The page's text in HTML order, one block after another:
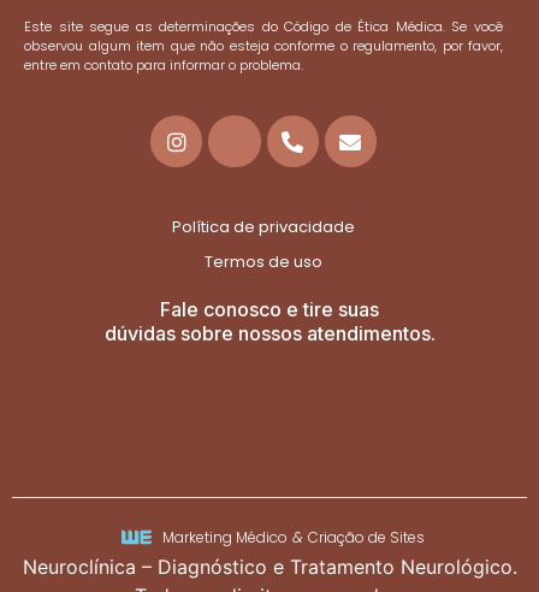
Este site segue as determinações do Código de Ética Médica. Se você
observou algum item que não esteja conforme o regulamento, por favor,
entre em contato para informar o problema.
Política de privacidade
Termos de uso
Fale conosco e tire suas
dúvidas sobre nossos atendimentos.
Neuroclínica – Diagnóstico e Tratamento Neurológico.
Marketing Médico & Criação de Sites